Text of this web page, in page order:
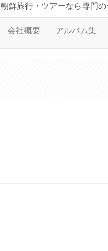
朝鮮旅行・ツアーなら専門
会社概要 アルバム集